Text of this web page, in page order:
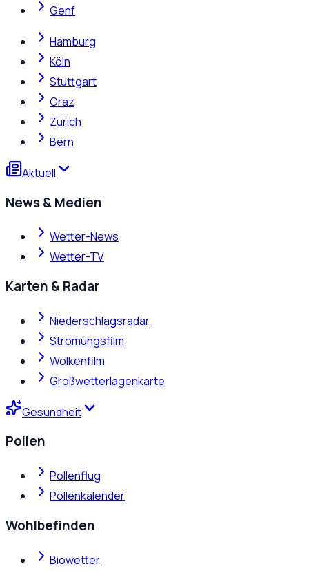
Genf
Hamburg
Köln
Stuttgart
Graz
Zürich
Bern
Aktuell
News & Medien
Wetter-News
Wetter-TV
Karten & Radar
Niederschlagsradar
Strömungsfilm
Wolkenfilm
Großwetterlagenkarte
Gesundheit
Pollen
Pollenflug
Pollenkalender
Wohlbefinden
Biowetter